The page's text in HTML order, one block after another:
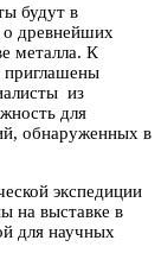
будут в
о древнейших
металла. К
приглашены
из
для
обнаруженных в
экспедиции
на выставке в
для научных